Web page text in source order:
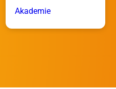
Akademie